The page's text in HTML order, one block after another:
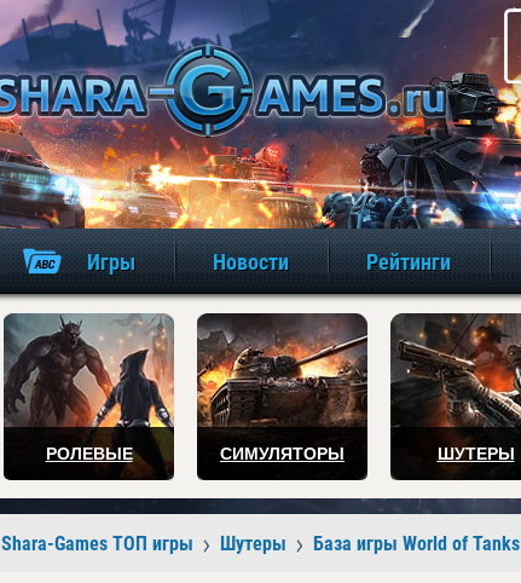
Игры Новости Рейтинги
РОЛЕВЫЕ СИМУЛЯТОРЫ ШУТЕРЫ
Shara-Games ТОП игры Шутеры База игры World of Tanks